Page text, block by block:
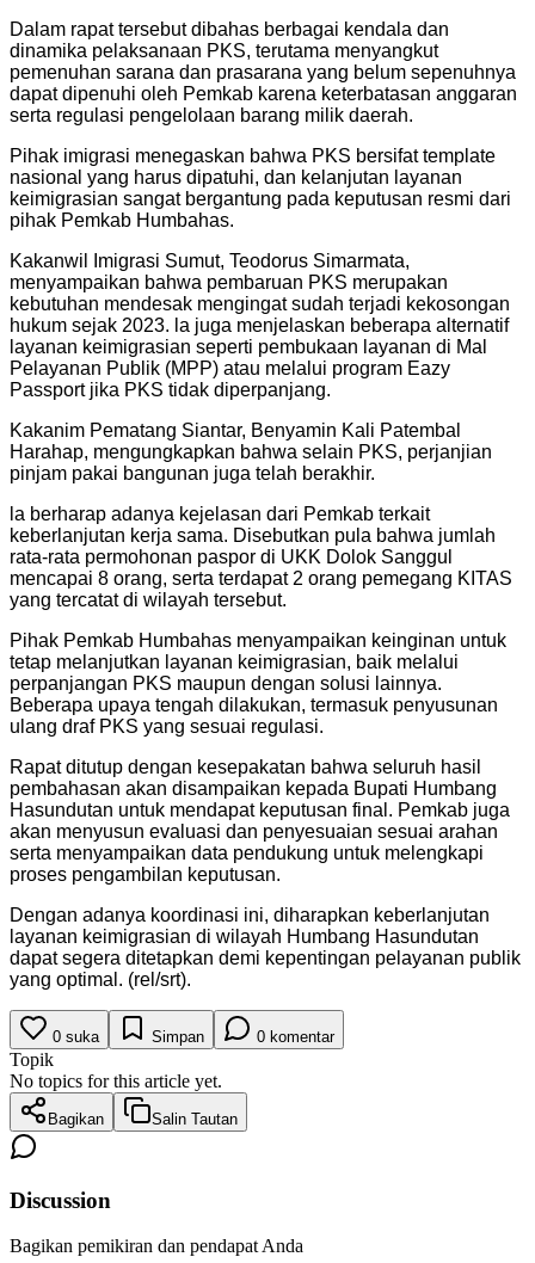
Dalam rapat tersebut dibahas berbagai kendala dan
dinamika pelaksanaan PKS, terutama menyangkut
pemenuhan sarana dan prasarana yang belum sepenuhnya
dapat dipenuhi oleh Pemkab karena keterbatasan anggaran
serta regulasi pengelolaan barang milik daerah.
Pihak imigrasi menegaskan bahwa PKS bersifat template
nasional yang harus dipatuhi, dan kelanjutan layanan
keimigrasian sangat bergantung pada keputusan resmi dari
pihak Pemkab Humbahas.
Kakanwil Imigrasi Sumut, Teodorus Simarmata,
menyampaikan bahwa pembaruan PKS merupakan
kebutuhan mendesak mengingat sudah terjadi kekosongan
hukum sejak 2023. la juga menjelaskan beberapa alternatif
layanan keimigrasian seperti pembukaan layanan di Mal
Pelayanan Publik (MPP) atau melalui program Eazy
Passport jika PKS tidak diperpanjang.
Kakanim Pematang Siantar, Benyamin Kali Patembal
Harahap, mengungkapkan bahwa selain PKS, perjanjian
pinjam pakai bangunan juga telah berakhir.
la berharap adanya kejelasan dari Pemkab terkait
keberlanjutan kerja sama. Disebutkan pula bahwa jumlah
rata-rata permohonan paspor di UKK Dolok Sanggul
mencapai 8 orang, serta terdapat 2 orang pemegang KITAS
yang tercatat di wilayah tersebut.
Pihak Pemkab Humbahas menyampaikan keinginan untuk
tetap melanjutkan layanan keimigrasian, baik melalui
perpanjangan PKS maupun dengan solusi lainnya.
Beberapa upaya tengah dilakukan, termasuk penyusunan
ulang draf PKS yang sesuai regulasi.
Rapat ditutup dengan kesepakatan bahwa seluruh hasil
pembahasan akan disampaikan kepada Bupati Humbang
Hasundutan untuk mendapat keputusan final. Pemkab juga
akan menyusun evaluasi dan penyesuaian sesuai arahan
serta menyampaikan data pendukung untuk melengkapi
proses pengambilan keputusan.
Dengan adanya koordinasi ini, diharapkan keberlanjutan
layanan keimigrasian di wilayah Humbang Hasundutan
dapat segera ditetapkan demi kepentingan pelayanan publik
yang optimal. (rel/srt).
0 suka Simpan 0 komentar
Topik
No topics for this article yet.
Bagikan Salin Tautan
Discussion
Bagikan pemikiran dan pendapat Anda